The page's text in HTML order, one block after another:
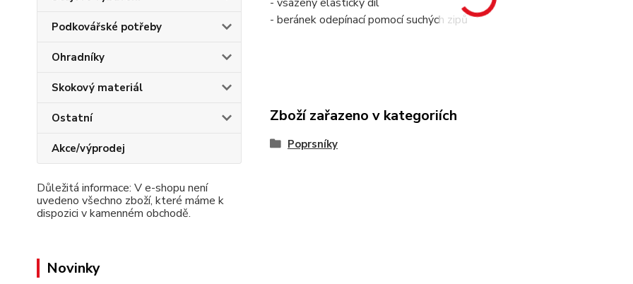
Podkovářské potřeby
Ohradníky
Skokový materiál
Ostatní
Akce/výprodej
Důležitá informace: V e-shopu není
uvedeno všechno zboží, které máme k
dispozici v kamenném obchodě.
Novinky
- beránek odepínací pomocí suchých zipů
Zboží zařazeno v kategoriích
Poprsníky